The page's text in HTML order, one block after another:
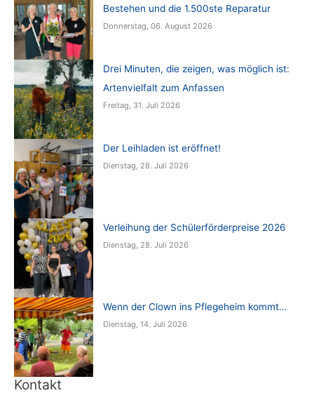
Bestehen und die 1.500ste Reparatur
Donnerstag, 06. August 2026
Drei Minuten, die zeigen, was möglich ist:
Artenvielfalt zum Anfassen
Freitag, 31. Juli 2026
Der Leihladen ist eröffnet!
Dienstag, 28. Juli 2026
Verleihung der Schülerförderpreise 2026
Dienstag, 28. Juli 2026
Wenn der Clown ins Pflegeheim kommt…
Dienstag, 14. Juli 2026
Kontakt